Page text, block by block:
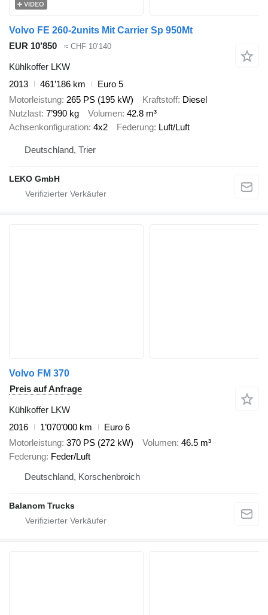
VIDEO
Volvo FE 260-2units Mit Carrier Sp 950Mt
EUR 10’850
≈ CHF 10’140
Kühlkoffer LKW
2013
461’186 km
Euro 5
Motorleistung 265 PS (195 kW) Kraftstoff Diesel
Nutzlast 7’990 kg Volumen 42.8 m³
Achsenkonfiguration 4x2 Federung Luft/Luft
Deutschland, Trier
LEKO GmbH
Volvo FM 370
Preis auf Anfrage
Kühlkoffer LKW
2016
1’070’000 km
Euro 6
Motorleistung 370 PS (272 kW) Volumen 46.5 m³
Federung Feder/Luft
Deutschland, Korschenbroich
Balanom Trucks